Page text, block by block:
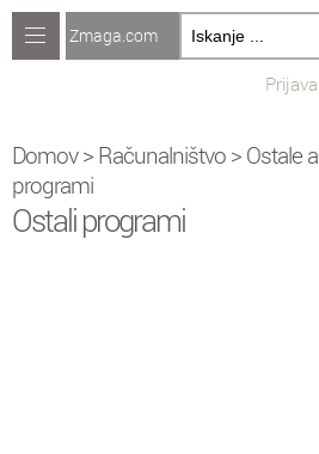
Računalništvo
Recepti
Naredi sam
Zmaga.com
Domov> Računalništvo > Ostale
programi
Ostali programi